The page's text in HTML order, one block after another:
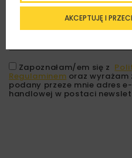
dedykowane akcje
Zapoznałam/em się z
Regulaminem oraz wyrażam
podany przeze mnie adres
handlowej w postaci
AKCEPTUJĘ I